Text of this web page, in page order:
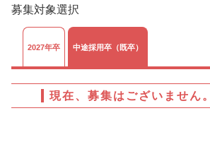
募集対象選択
2027年卒 中途採用卒（既卒）
現在、募集はございません。